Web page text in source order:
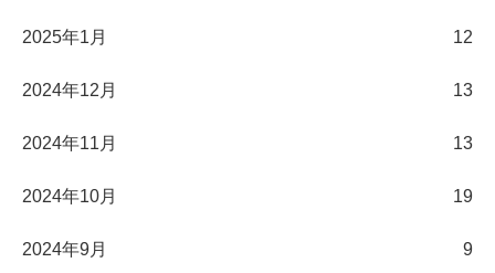
2025年1月 12
2024年12月 13
2024年11月 13
2024年10月 19
2024年9月 9